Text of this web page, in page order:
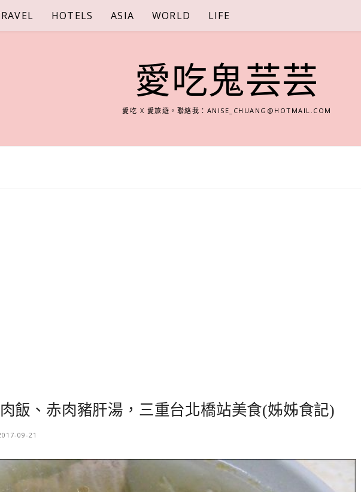
HOTELS ASIA WORLD LIFE
愛吃鬼芸芸
愛吃 X 愛旅遊。聯絡我： ANISE_CHUANG@HOTMAIL.COM
飯、赤肉豬肝湯，三重台北橋站美食(姊姊食記)
09-21